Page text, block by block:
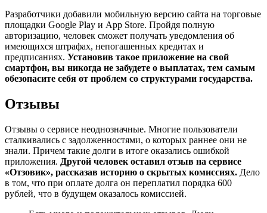
Разработчики добавили мобильную версию сайта на торговые
площадки Google Play и App Store. Пройдя полную
авторизацию, человек сможет получать уведомления об
имеющихся штрафах, непогашенных кредитах и
предписаниях. Установив такое приложение на свой
смартфон, вы никогда не забудете о выплатах, тем самым
обезопасите себя от проблем со структурами государства.
Отзывы
Отзывы о сервисе неоднозначные. Многие пользователи
сталкивались с задолженностями, о которых раннее они не
знали. Причем такие долги в итоге оказались ошибкой
приложения. Другой человек оставил отзыв на сервисе
«Отзовик», рассказав историю о скрытых комиссиях. Дело
в том, что при оплате долга он переплатил порядка 600
рублей, что в будущем оказалось комиссией.